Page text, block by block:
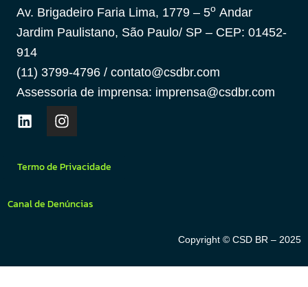
Av. Brigadeiro Faria Lima, 1779 – 5o Andar
Jardim Paulistano, São Paulo/ SP – CEP: 01452-
914
(11) 3799-4796 / contato@csdbr.com
Assessoria de imprensa: imprensa@csdbr.com
Termo de Privacidade
Canal de Denúncias
Copyright © CSD BR – 2025